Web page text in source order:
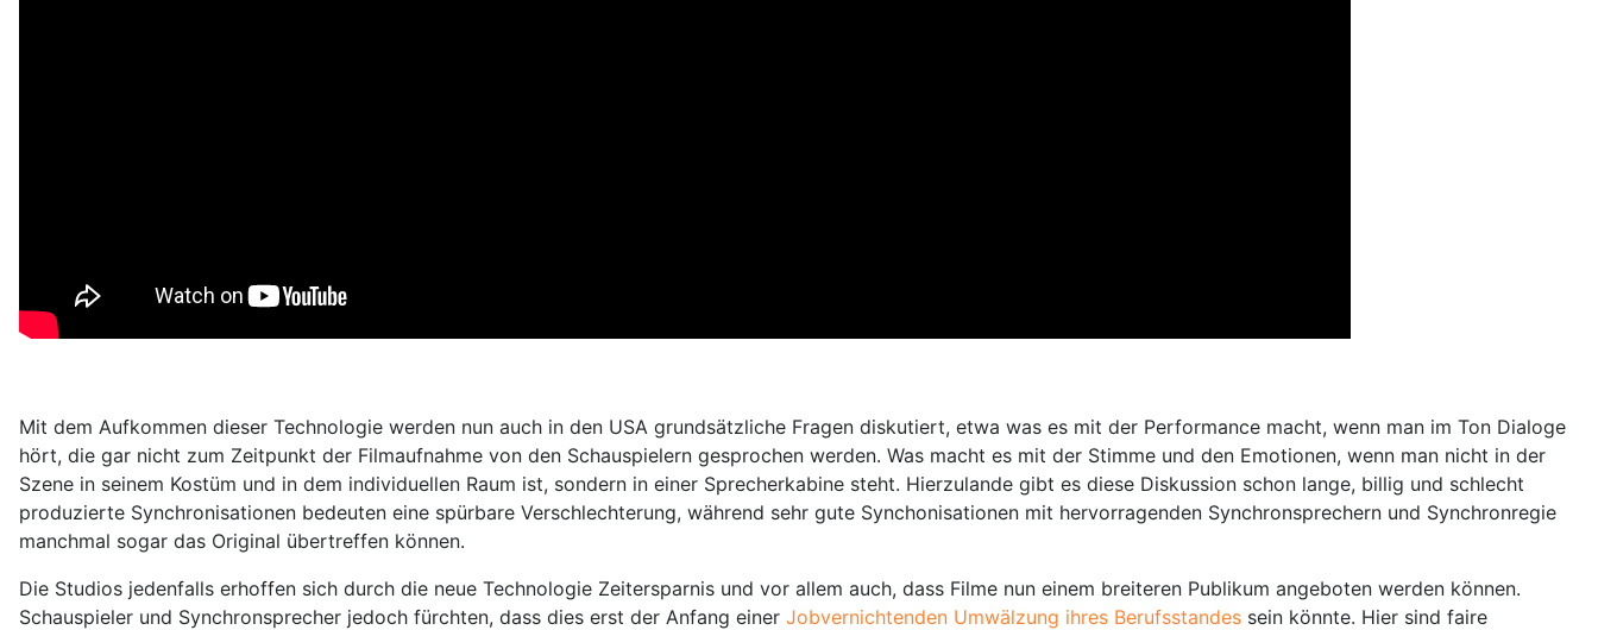
Mit dem Aufkommen dieser Technologie werden nun auch in den USA grundsätzliche Fragen diskutiert, etwa was es mit der Performance macht, wenn man im Ton Dialoge
hört, die gar nicht zum Zeitpunkt der Filmaufnahme von den Schauspielern gesprochen werden. Was macht es mit der Stimme und den Emotionen, wenn man nicht in der
Szene in seinem Kostüm und in dem individuellen Raum ist, sondern in einer Sprecherkabine steht. Hierzulande gibt es diese Diskussion schon lange, billig und schlecht
produzierte Synchronisationen bedeuten eine spürbare Verschlechterung, während sehr gute Synchonisationen mit hervorragenden Synchronsprechern und Synchronregie
manchmal sogar das Original übertreffen können.
Die Studios jedenfalls erhoffen sich durch die neue Technologie Zeitersparnis und vor allem auch, dass Filme nun einem breiteren Publikum angeboten werden können.
Schauspieler und Synchronsprecher jedoch fürchten, dass dies erst der Anfang einer Jobvernichtenden Umwälzung ihres Berufsstandes sein könnte. Hier sind faire